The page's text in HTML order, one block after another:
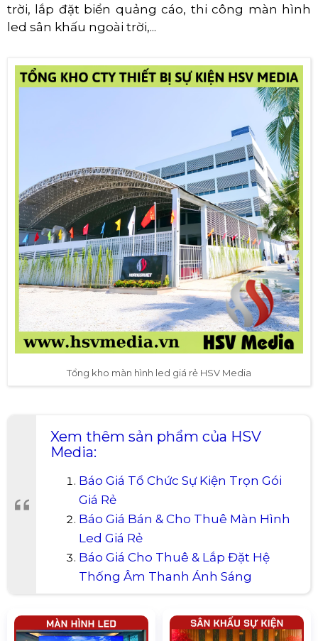
trời, lắp đặt biển quảng cáo, thi công màn hình
led sân khấu ngoài trời,...
Tổng kho màn hình led giá rẻ HSV Media
Xem thêm sản phẩm của HSV
Media:
Báo Giá Tổ Chức Sự Kiện Trọn Gói
Giá Rẻ
Báo Giá Bán & Cho Thuê Màn Hình
Led Giá Rẻ
Báo Giá Cho Thuê & Lắp Đặt Hệ
Thống Âm Thanh Ánh Sáng